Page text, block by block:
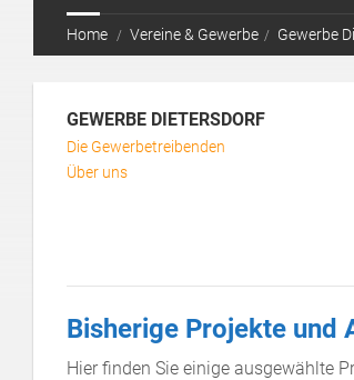
Home Vereine & Gewerbe Gewerbe
GEWERBE DIETERSDORF
Die Gewerbetreibenden
Über uns
Bisherige Projekte und
Hier finden Sie einige ausgewählte